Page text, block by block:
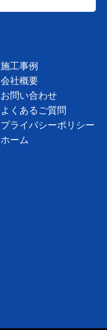
施工事例
会社概要
お問い合わせ
よくあるご質問
プライバシーポリシー
ホーム